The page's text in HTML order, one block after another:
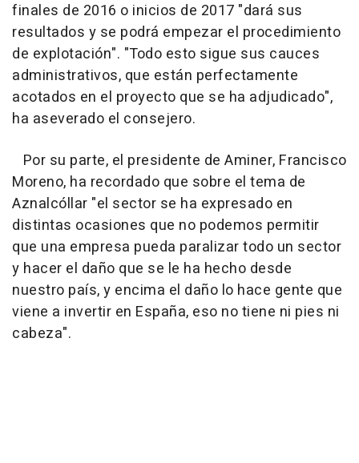
finales de 2016 o inicios de 2017 "dará sus
resultados y se podrá empezar el procedimiento
de explotación". "Todo esto sigue sus cauces
administrativos, que están perfectamente
acotados en el proyecto que se ha adjudicado",
ha aseverado el consejero.
Por su parte, el presidente de Aminer, Francisco
Moreno, ha recordado que sobre el tema de
Aznalcóllar "el sector se ha expresado en
distintas ocasiones que no podemos permitir
que una empresa pueda paralizar todo un sector
y hacer el daño que se le ha hecho desde
nuestro país, y encima el daño lo hace gente que
viene a invertir en España, eso no tiene ni pies ni
cabeza".